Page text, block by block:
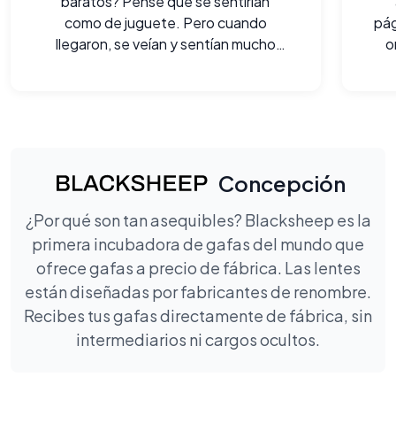
como de juguete. Pero cuando
llegaron, se veían y sentían mucho
Concepción
¿Por qué son tan asequibles? Blacksheep es la
primera incubadora de gafas del mundo que
ofrece gafas a precio de fábrica. Las lentes
están diseñadas por fabricantes de renombre.
Recibes tus gafas directamente de fábrica, sin
intermediarios ni cargos ocultos.